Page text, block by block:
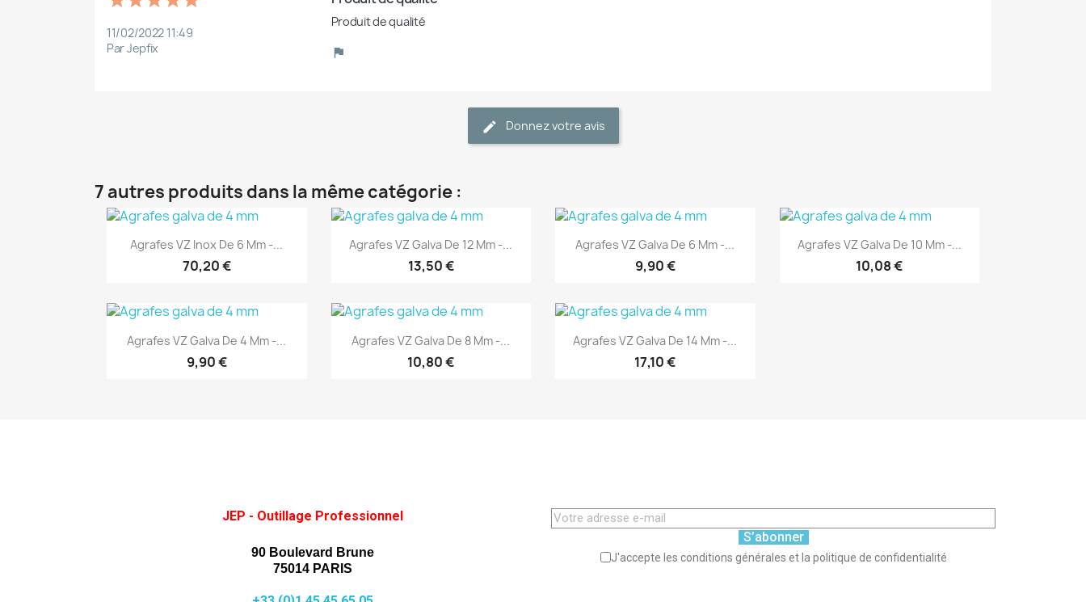
11/02/2022 11:49
Par Jepfix
Produit de qualité
Donnez votre avis
7 autres produits dans la même catégorie :
Aperçu rapide
Agrafes VZ Inox De 6 Mm -...
70,20 €
(1)
Aperçu rapide
Agrafes VZ Galva De 12 Mm -...
13,50 €
(1)
Aperçu rapide
Agrafes VZ Galva De 6 Mm -...
9,90 €
(1)
Aperçu rapide
Agrafes VZ Galva De 10 Mm -...
10,08 €
(1)
Aperçu rapide
Agrafes VZ Galva De 4 Mm -...
9,90 €
(1)
Aperçu rapide
Agrafes VZ Galva De 8 Mm -...
10,80 €
(1)
Aperçu rapide
Agrafes VZ Galva De 14 Mm -...
17,10 €
(1)
JEP - Outillage Professionnel
90 Boulevard Brune
75014 PARIS
S’abonner
J'accepte les conditions générales et la politique de confidentialité